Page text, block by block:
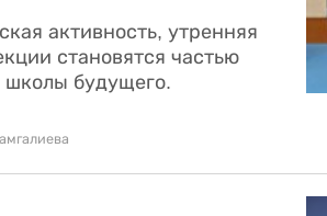
активность, утренняя
становятся частью
школы будущего.